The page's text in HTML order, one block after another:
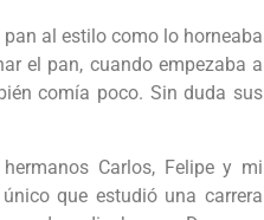
al estilo como lo horneaba
el pan, cuando empezaba a
comía poco. Sin duda sus
Carlos, Felipe y mi
que estudió una carrera